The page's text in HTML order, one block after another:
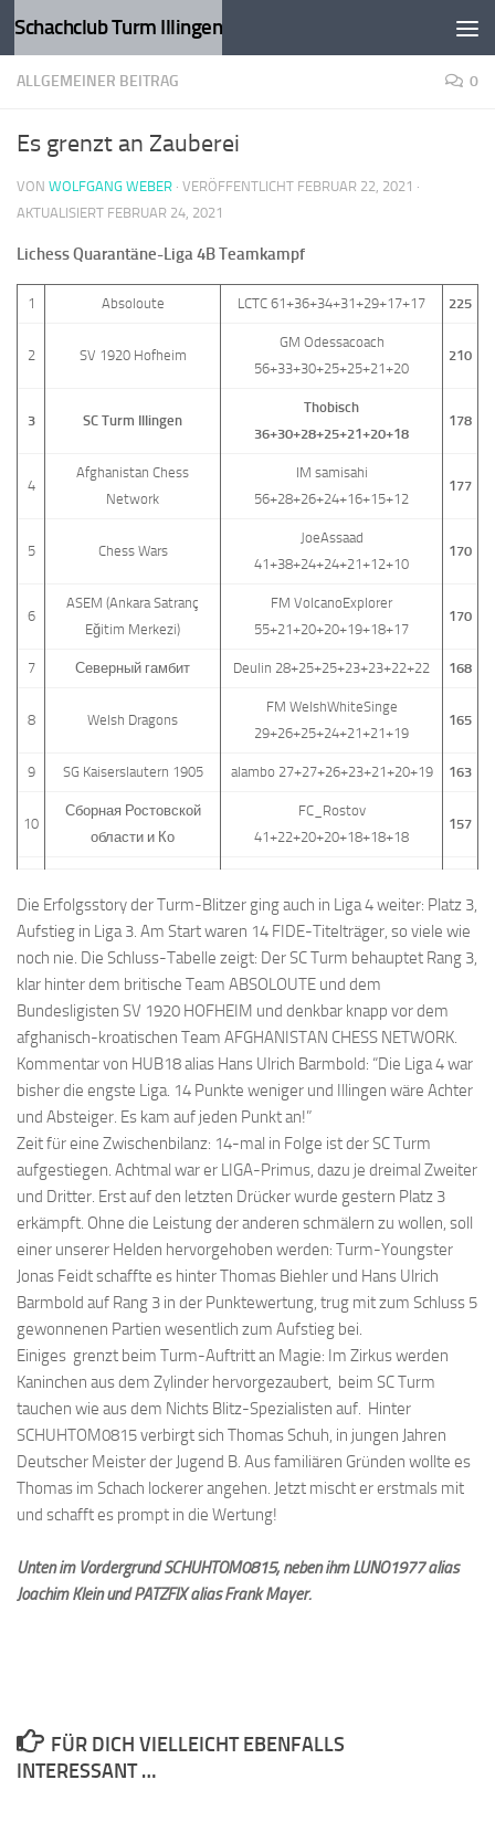
Zum Inhalt springen
Schachclub Turm Illingen
ALLGEMEINER BEITRAG 0
Es grenzt an Zauberei
VON WOLFGANG WEBER · VERÖFFENTLICHT FEBRUAR 22, 2021 ·
AKTUALISIERT FEBRUAR 24, 2021
Lichess Quarantäne-Liga 4B Teamkampf
1 Absoloute LCTC 61+36+34+31+29+17+17 225
2 SV 1920 Hofheim
GM Odessacoach
56+33+30+25+25+21+20
210
3 SC Turm Illingen
Thobisch
36+30+28+25+21+20+18
178
4
Afghanistan Chess
Network
IM samisahi
56+28+26+24+16+15+12
177
5 Chess Wars
JoeAssaad
41+38+24+24+21+12+10
170
6
ASEM (Ankara Satranç
Eğitim Merkezi)
FM VolcanoExplorer
55+21+20+20+19+18+17
170
7 Северный гамбит Deulin 28+25+25+23+23+22+22 168
8 Welsh Dragons
FM WelshWhiteSinge
29+26+25+24+21+21+19
165
9 SG Kaiserslautern 1905 alambo 27+27+26+23+21+20+19 163
10
Сборная Ростовской
области и Ко
FC_Rostov
41+22+20+20+18+18+18
157
Die Erfolgsstory der Turm-Blitzer ging auch in Liga 4 weiter: Platz 3,
Aufstieg in Liga 3. Am Start waren 14 FIDE-Titelträger, so viele wie
noch nie. Die Schluss-Tabelle zeigt: Der SC Turm behauptet Rang 3,
klar hinter dem britische Team ABSOLOUTE und dem
Bundesligisten SV 1920 HOFHEIM und denkbar knapp vor dem
afghanisch-kroatischen Team AFGHANISTAN CHESS NETWORK.
Kommentar von HUB18 alias Hans Ulrich Barmbold: “Die Liga 4 war
bisher die engste Liga. 14 Punkte weniger und Illingen wäre Achter
und Absteiger. Es kam auf jeden Punkt an!”
Zeit für eine Zwischenbilanz: 14-mal in Folge ist der SC Turm
aufgestiegen. Achtmal war er LIGA-Primus, dazu je dreimal Zweiter
und Dritter. Erst auf den letzten Drücker wurde gestern Platz 3
erkämpft. Ohne die Leistung der anderen schmälern zu wollen, soll
einer unserer Helden hervorgehoben werden: Turm-Youngster
Jonas Feidt schaffte es hinter Thomas Biehler und Hans Ulrich
Barmbold auf Rang 3 in der Punktewertung, trug mit zum Schluss 5
gewonnenen Partien wesentlich zum Aufstieg bei.
Einiges grenzt beim Turm-Auftritt an Magie: Im Zirkus werden
Kaninchen aus dem Zylinder hervorgezaubert, beim SC Turm
tauchen wie aus dem Nichts Blitz-Spezialisten auf. Hinter
SCHUHTOM0815 verbirgt sich Thomas Schuh, in jungen Jahren
Deutscher Meister der Jugend B. Aus familiären Gründen wollte es
Thomas im Schach lockerer angehen. Jetzt mischt er erstmals mit
und schafft es prompt in die Wertung!
Unten im Vordergrund SCHUHTOM0815, neben ihm LUNO1977 alias
Joachim Klein und PATZFIX alias Frank Mayer.
FÜR DICH VIELLEICHT EBENFALLS
INTERESSANT …